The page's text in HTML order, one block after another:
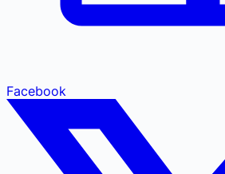
Facebook